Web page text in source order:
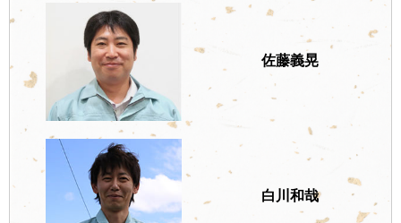
佐藤義晃
白川和哉